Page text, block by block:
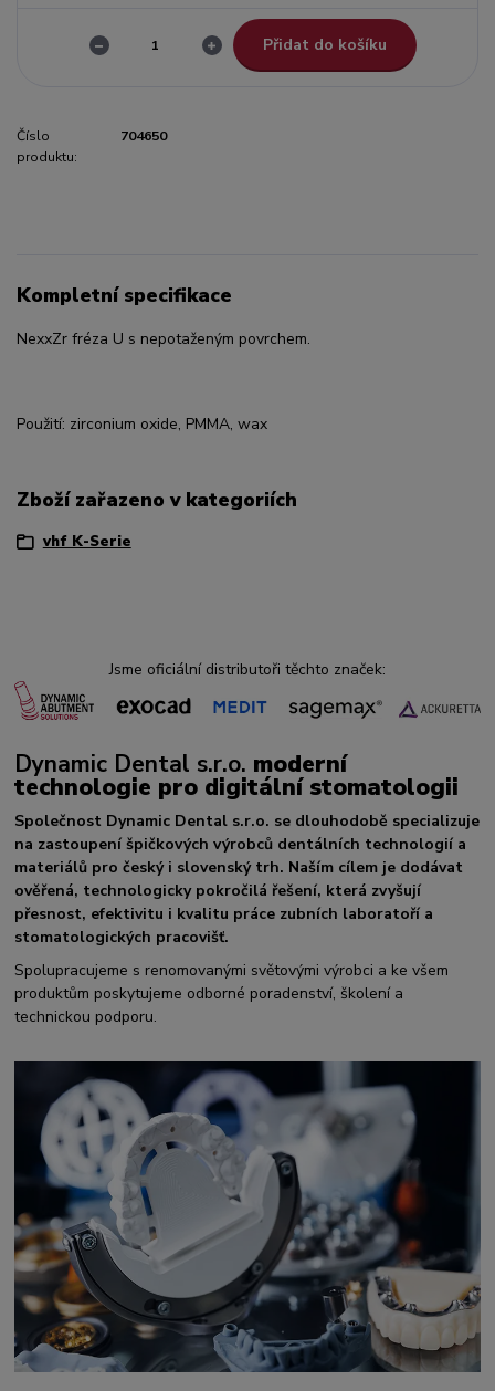
Přidat do košíku
Číslo
produktu:
704650
Kompletní specifikace
NexxZr fréza U s nepotaženým povrchem.
Použití: zirconium oxide, PMMA, wax
Zboží zařazeno v kategoriích
vhf K-Serie
Jsme oficiální distributoři těchto značek:
Dynamic Dental s.r.o. moderní
technologie pro digitální stomatologii
Společnost Dynamic Dental s.r.o. se dlouhodobě specializuje
na zastoupení špičkových výrobců dentálních technologií a
materiálů pro český i slovenský trh. Naším cílem je dodávat
ověřená, technologicky pokročilá řešení, která zvyšují
přesnost, efektivitu i kvalitu práce zubních laboratoří a
stomatologických pracovišť.
Spolupracujeme s renomovanými světovými výrobci a ke všem
produktům poskytujeme odborné poradenství, školení a
technickou podporu.